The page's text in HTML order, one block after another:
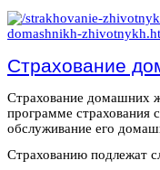
Страхование
Страхование домашних
программе страхования
обслуживание его
Страхованию подлежат